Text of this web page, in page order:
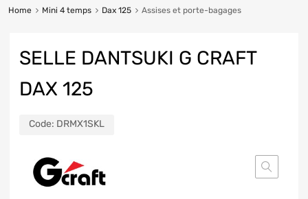
Home Mini 4 temps Dax 125 Assises et porte-bagages
SELLE DANTSUKI G CRAFT
DAX 125
Code: DRMX1SKL